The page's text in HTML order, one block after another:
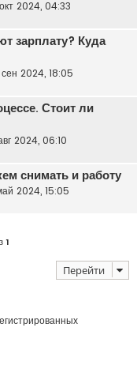
2024, 04:33
зарплату? Куда
2024, 18:05
Стоит ли
2024, 06:10
снимать и работу
2024, 15:05
1
Перейти